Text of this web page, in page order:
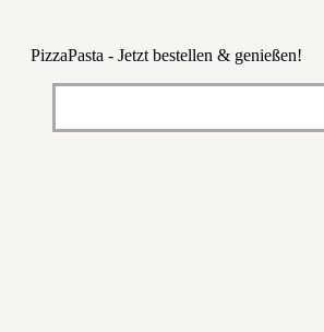
PizzaPasta - Jetzt bestellen & genießen!